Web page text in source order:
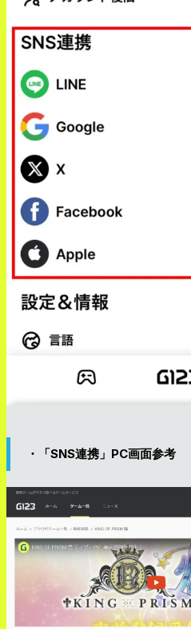
・「SNS連携」PC画面参考